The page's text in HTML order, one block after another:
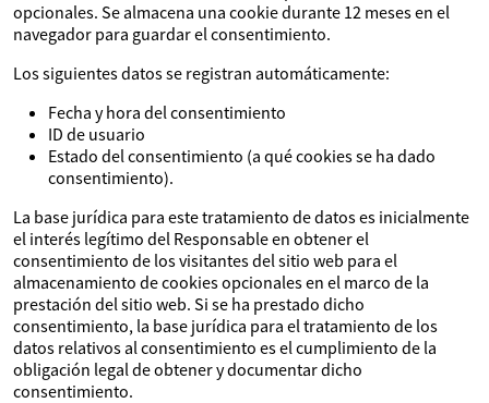
opcionales. Se almacena una cookie durante 12 meses en el
navegador para guardar el consentimiento.
Los siguientes datos se registran automáticamente:
Fecha y hora del consentimiento
ID de usuario
Estado del consentimiento (a qué cookies se ha dado
consentimiento).
La base jurídica para este tratamiento de datos es inicialmente
el interés legítimo del Responsable en obtener el
consentimiento de los visitantes del sitio web para el
almacenamiento de cookies opcionales en el marco de la
prestación del sitio web. Si se ha prestado dicho
consentimiento, la base jurídica para el tratamiento de los
datos relativos al consentimiento es el cumplimiento de la
obligación legal de obtener y documentar dicho
consentimiento.